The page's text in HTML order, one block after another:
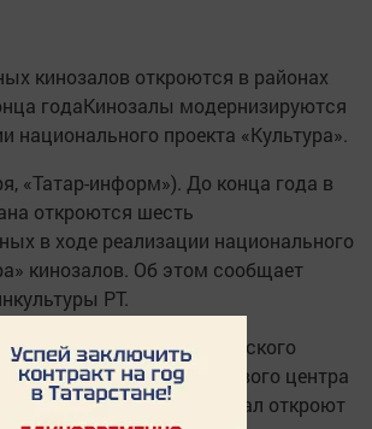
кинозалов откроются в районах
годаКинозалы модернизируются
национального проекта «Культура».
«Татар-информ»). До конца года в
откроются шесть
в ходе реализации национального
кинозалов. Об этом сообщает
РТ.
Осиново Зеленодольского
четыре кинозала торгового центра
обновленный кинозал откроют